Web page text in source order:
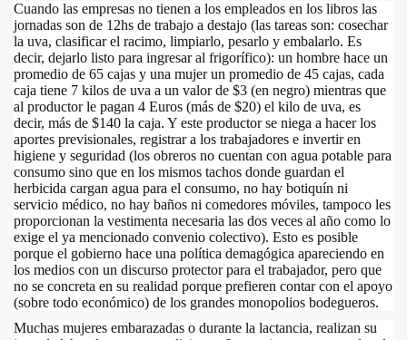
Cuando las empresas no tienen a los empleados en los libros las
jornadas son de 12hs de trabajo a destajo (las tareas son: cosechar
la uva, clasificar el racimo, limpiarlo, pesarlo y embalarlo. Es
decir, dejarlo listo para ingresar al frigorífico): un hombre hace un
promedio de 65 cajas y una mujer un promedio de 45 cajas, cada
caja tiene 7 kilos de uva a un valor de $3 (en negro) mientras que
al productor le pagan 4 Euros (más de $20) el kilo de uva, es
decir, más de $140 la caja. Y este productor se niega a hacer los
aportes previsionales, registrar a los trabajadores e invertir en
higiene y seguridad (los obreros no cuentan con agua potable para
consumo sino que en los mismos tachos donde guardan el
herbicida cargan agua para el consumo, no hay botiquín ni
servicio médico, no hay baños ni comedores móviles, tampoco les
proporcionan la vestimenta necesaria las dos veces al año como lo
exige el ya mencionado convenio colectivo). Esto es posible
porque el gobierno hace una política demagógica apareciendo en
los medios con un discurso protector para el trabajador, pero que
no se concreta en su realidad porque prefieren contar con el apoyo
(sobre todo económico) de los grandes monopolios bodegueros.
Muchas mujeres embarazadas o durante la lactancia, realizan su